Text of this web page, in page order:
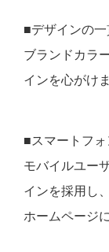
■デザインの
ブランドカラ
インを心がけ
■スマートフ
モバイルユー
インを採用し
ホームページ